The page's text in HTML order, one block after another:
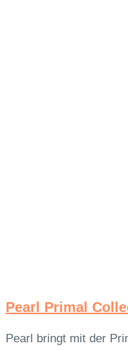
Pearl Primal
Pearl bringt mit der